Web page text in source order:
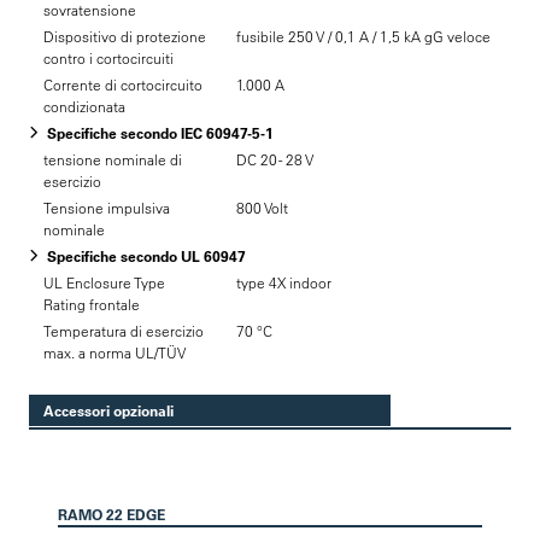
sovratensione
Dispositivo di protezione
contro i cortocircuiti
fusibile 250 V / 0,1 A / 1,5 kA gG veloce
Corrente di cortocircuito
condizionata
1.000 A
Specifiche secondo IEC 60947-5-1
tensione nominale di
esercizio
DC 20 - 28 V
Tensione impulsiva
nominale
800 Volt
Specifiche secondo UL 60947
UL Enclosure Type
Rating frontale
type 4X indoor
Temperatura di esercizio
max. a norma UL/TÜV
70 °C
Accessori opzionali
RAMO 22 EDGE